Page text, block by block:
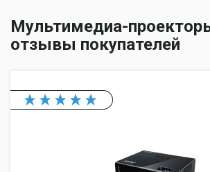
Мультимедиа-
отзывы покупателей